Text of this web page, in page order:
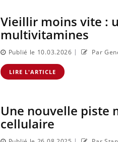
Vieillir moins vite :
multivitamines
Publié le 10.03.2026 | Par
LIRE L'ARTICLE
Une nouvelle piste
cellulaire